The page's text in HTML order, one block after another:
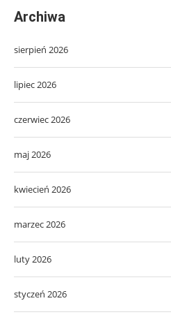
Archiwa
sierpień 2026
lipiec 2026
czerwiec 2026
maj 2026
kwiecień 2026
marzec 2026
luty 2026
styczeń 2026